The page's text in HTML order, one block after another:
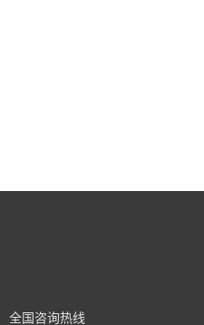
全国咨询热线